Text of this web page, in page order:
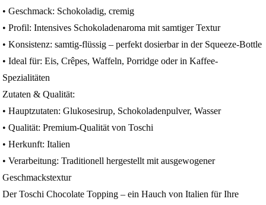
• Geschmack: Schokoladig, cremig
• Profil: Intensives Schokoladenaroma mit samtiger Textur
• Konsistenz: samtig-flüssig – perfekt dosierbar in der Squeeze-Bottle
• Ideal für: Eis, Crêpes, Waffeln, Porridge oder in Kaffee-
Spezialitäten
Zutaten & Qualität:
• Hauptzutaten: Glukosesirup, Schokoladenpulver, Wasser
• Qualität: Premium-Qualität von Toschi
• Herkunft: Italien
• Verarbeitung: Traditionell hergestellt mit ausgewogener
Geschmackstextur
Der Toschi Chocolate Topping – ein Hauch von Italien für Ihre